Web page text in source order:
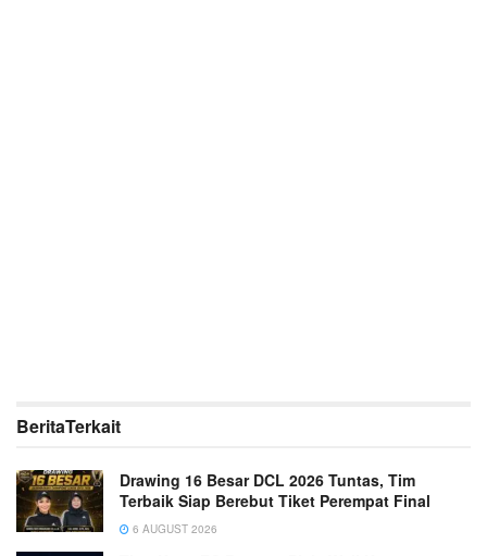
BeritaTerkait
Drawing 16 Besar DCL 2026 Tuntas, Tim
Terbaik Siap Berebut Tiket Perempat Final
6 AUGUST 2026